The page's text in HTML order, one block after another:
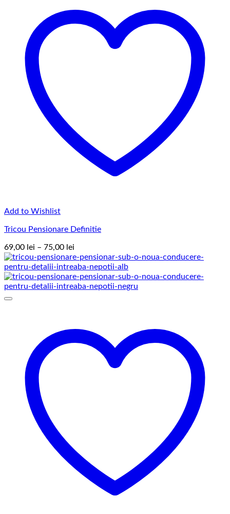
Add to Wishlist
Tricou Pensionare Definitie
69,00 lei – 75,00 lei
de
prețuri:
69,00 lei
până